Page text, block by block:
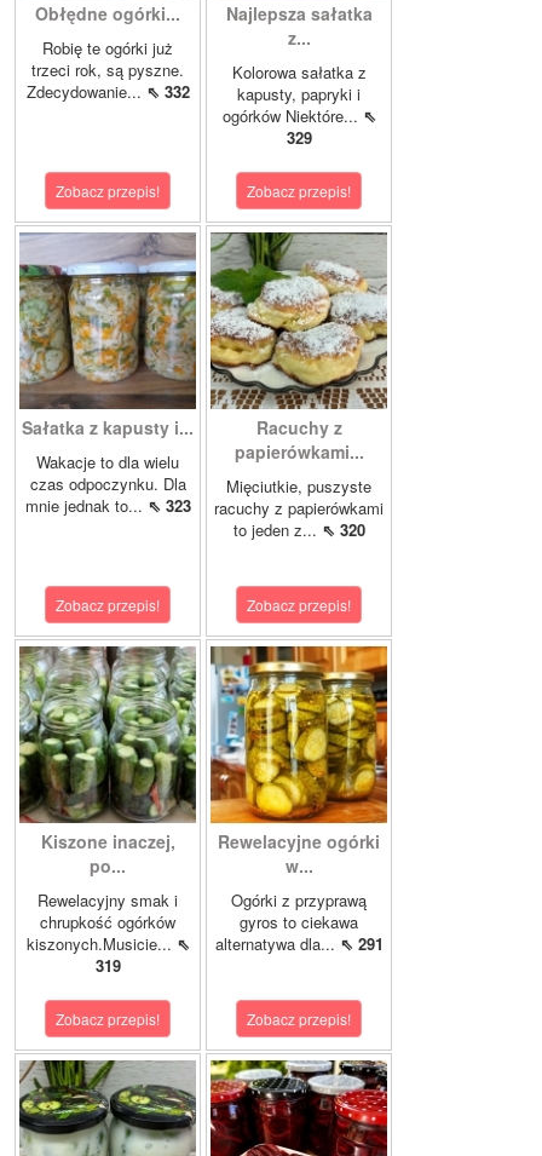
Obłędne ogórki...
Robię te ogórki już
trzeci rok, są pyszne.
Zdecydowanie... ⇖ 332
Zobacz przepis!
Najlepsza sałatka
z...
Kolorowa sałatka z
kapusty, papryki i
ogórków Niektóre... ⇖
329
Zobacz przepis!
Sałatka z kapusty i...
Wakacje to dla wielu
czas odpoczynku. Dla
mnie jednak to... ⇖ 323
Zobacz przepis!
Racuchy z
papierówkami...
Mięciutkie, puszyste
racuchy z papierówkami
to jeden z... ⇖ 320
Zobacz przepis!
Kiszone inaczej,
po...
Rewelacyjny smak i
chrupkość ogórków
kiszonych.Musicie... ⇖
319
Zobacz przepis!
Rewelacyjne ogórki
w...
Ogórki z przyprawą
gyros to ciekawa
alternatywa dla... ⇖ 291
Zobacz przepis!